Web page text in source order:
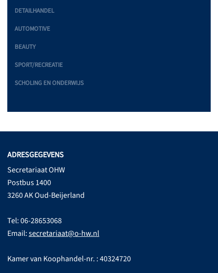
DETAILHANDEL
AUTOMOTIVE
BEAUTY
SPORT/RECREATIE
SCHOLING EN ONDERWIJS
ADRESGEGEVENS
Secretariaat OHW
Postbus 1400
3260 AK Oud-Beijerland
Tel: 06-28653068
Email:secretariaat@o-hw.nl
Kamer van Koophandel-nr. : 40324720